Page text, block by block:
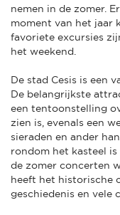
nemen in de zomer.
moment van het jaar
favoriete excursies
het weekend.
De stad Cesis is een
De belangrijkste
een tentoonstelling
zien is, evenals een
sieraden en ander
rondom het kasteel
de zomer concerten
heeft het historische
geschiedenis en vele